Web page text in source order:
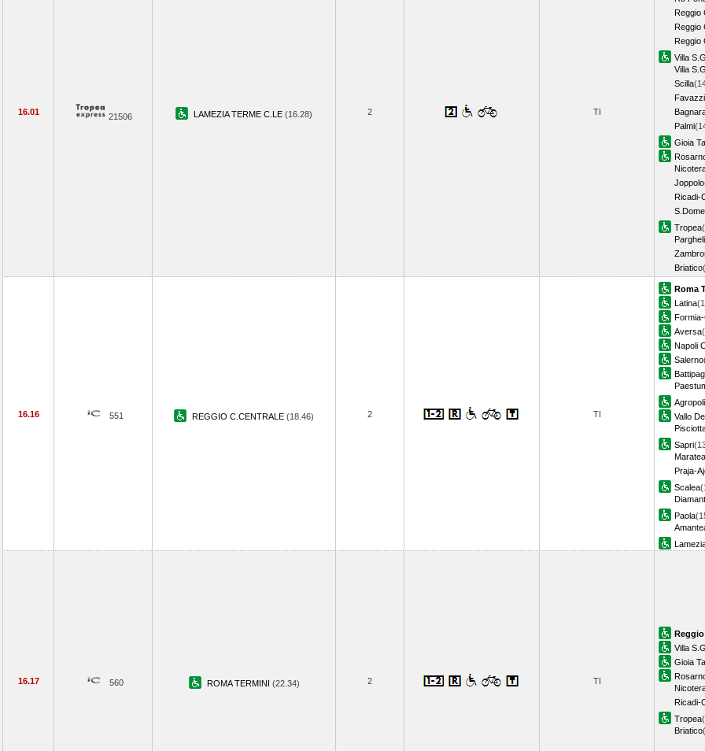
16.01 21506 LAMEZIA TERME C.LE (16.28) 2 TI
Reggio
Reggio
Reggio
Villa
Villa
Scilla
Palmi
Gioia
Joppolo
Ricadi-
Tropea
Briatico
16.16 551 REGGIO C.CENTRALE (18.46) 2 TI
Roma
Latina
Aversa
Napoli
Salerno
Vallo
Sapri
Maratea
Praja-
Scalea
Paola
16.17 560 ROMA TERMINI (22.34) 2 TI
Villa
Gioia
Ricadi-
Tropea
Briatico